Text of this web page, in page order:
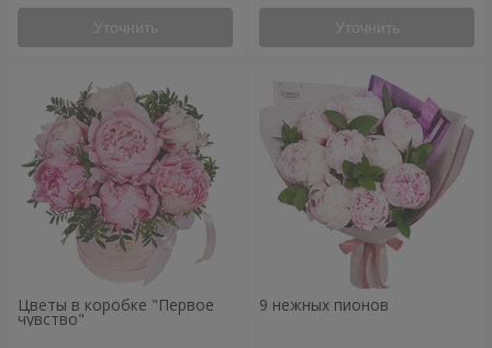
Уточнить Уточнить
Цветы в коробке "Первое
чувство"
9 нежных пионов